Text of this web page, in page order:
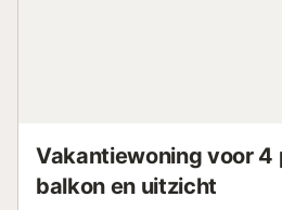
Vakantiewoning voor 4
balkon en uitzicht